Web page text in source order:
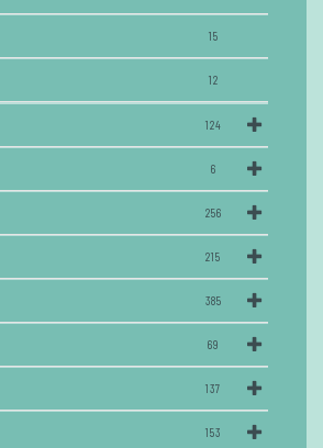
15
12
124
6
256
215
385
69
137
153